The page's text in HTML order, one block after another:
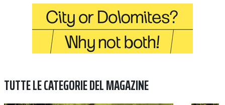
TUTTE LE CATEGORIE DEL MAGAZINE